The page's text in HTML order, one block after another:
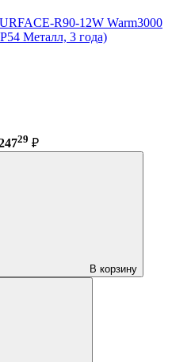
R90-12W Warm3000
Металл, 3 года)
29 ₽
В корзину